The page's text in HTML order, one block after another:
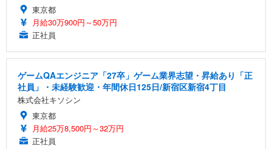
東京都
月給30万900円～50万円
正社員
ゲームQAエンジニア「27卒」ゲーム業界志望・昇給あり「正
社員」・未経験歓迎・年間休日125日/新宿区新宿4丁目
株式会社キソシン
東京都
月給25万8,500円～32万円
正社員